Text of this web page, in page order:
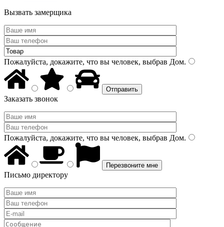
Вызвать замерщика
Пожалуйста, докажите, что вы человек, выбрав Дом.
Заказать звонок
Пожалуйста, докажите, что вы человек, выбрав Дом.
Письмо директору